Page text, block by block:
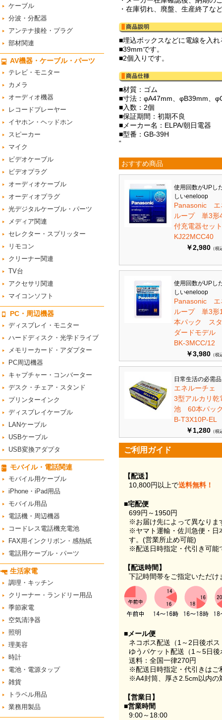
ケーブル
分波・分配器
アンテナ接栓・プラグ
部材関連
AV機器・ケーブル・パーツ
テレビ・モニター
カメラ
オーディオ機器
レコードプレーヤー
イヤホン・ヘッドホン
スピーカー
マイク
ビデオケーブル
ビデオプラグ
オーディオケーブル
オーディオプラグ
光デジタルケーブル・パーツ
メディア関連
セレクター・スプリッター
リモコン
クリーナー関連
TV台
アクセサリ関連
マイコンソフト
PC・周辺機器
ディスプレイ・モニター
ハードディスク・光学ドライブ
メモリーカード・アダプター
PC周辺機器
キャプチャー・コンバーター
デスク・チェア・スタンド
プリンターインク
ディスプレイケーブル
LANケーブル
USBケーブル
USB変換アダプタ
モバイル・電話関連
モバイル用ケーブル
iPhone・iPad用品
モバイル用品
電話機・周辺機器
コードレス電話機充電池
FAX用インクリボン・感熱紙
電話用ケーブル・パーツ
生活家電
調理・キッチン
クリーナー・ランドリー用品
季節家電
空気清浄器
照明
理美容
時計
電池・電源タップ
雑貨
トラベル用品
業務用製品
・在庫切れ、廃盤、生産終了な
■埋込ボックスなどに電線を入
■39mmです。
■2個入りです。
■材質：ゴム
■寸法：φA47mm、φB39mm、
■入数：2個
■保証期間：初期不良
■メーカー名：ELPA/朝日電器
■型番：GB-39H
“
おすすめ商品
使用回数がUPし
しいeneloop
Panasonic エ
ループ 単3形
付充電器セッ
KJ22MCC40
￥2,980 （税
使用回数がUPし
しいeneloop
Panasonic エ
ループ 単3形
本パック ス
ダードモデル
BK-3MCC/12
￥3,980 （税
日常生活の必需
エネルーチェ
3型アルカリ乾
池 60本パ
B-T3X10P-EL
￥1,280 （税
ご利用ガイド
【配送】
10,800円以上で送料無料！
■宅配便
699円～1950円
※お届け先によって異なりま
※ヤマト運輸・佐川急便・日
す。(営業所止め可能)
※配送日時指定・代引き可能
【配送時間】
下記時間帯をご指定いただけ
■メール便
ネコポス配送（1～2日後ポ
ゆうパケット配送（1～5日
送料：全国一律270円
※配送日時指定・代引きはご
※A4封筒、厚さ2.5cm以内の
【営業日】
■営業時間
9:00～18:00